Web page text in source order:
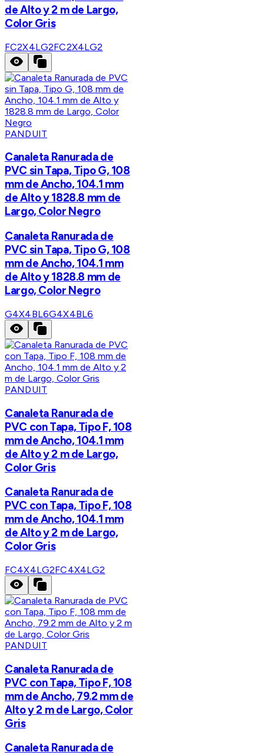
de Alto y 2 m de Largo,
Color Gris
FC2X4LG2FC2X4LG2
PANDUIT
Canaleta Ranurada de
PVC sin Tapa, Tipo G, 108
mm de Ancho, 104.1 mm
de Alto y 1828.8 mm de
Largo, Color Negro
Canaleta Ranurada de
PVC sin Tapa, Tipo G, 108
mm de Ancho, 104.1 mm
de Alto y 1828.8 mm de
Largo, Color Negro
G4X4BL6G4X4BL6
PANDUIT
Canaleta Ranurada de
PVC con Tapa, Tipo F, 108
mm de Ancho, 104.1 mm
de Alto y 2 m de Largo,
Color Gris
Canaleta Ranurada de
PVC con Tapa, Tipo F, 108
mm de Ancho, 104.1 mm
de Alto y 2 m de Largo,
Color Gris
FC4X4LG2FC4X4LG2
PANDUIT
Canaleta Ranurada de
PVC con Tapa, Tipo F, 108
mm de Ancho, 79.2 mm de
Alto y 2 m de Largo, Color
Gris
Canaleta Ranurada de